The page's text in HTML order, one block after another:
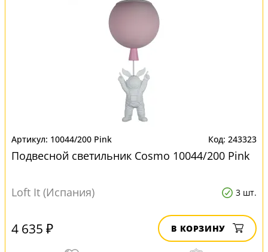
10044/200 Pink 243323
Подвесной светильник Cosmo 10044/200 Pink
Loft It (Испания) 3 шт.
4 635 ₽ В КОРЗИНУ